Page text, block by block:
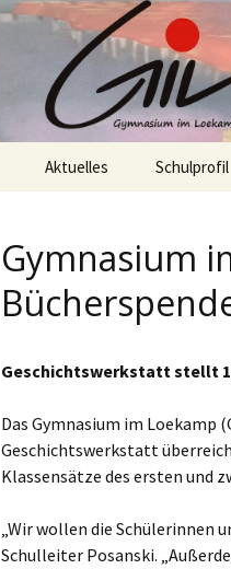
Aktuelles Schulprofil
Gymnasium
Geschichtswerkstatt stellt
Das Gymnasium im Loekamp
Geschichtswerkstatt
Klassensätze des ersten und
„Wir wollen die Schülerinnen
Schulleiter Posanski.